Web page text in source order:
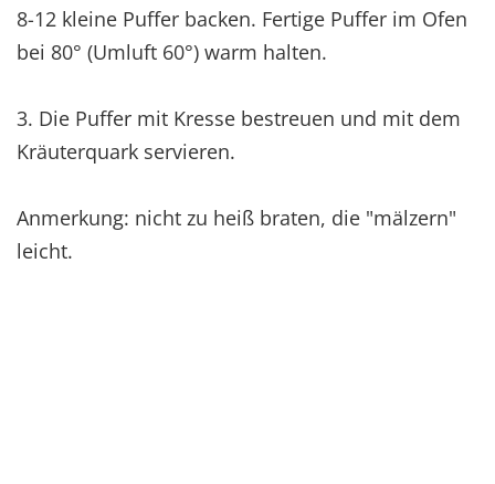
8-12 kleine Puffer backen. Fertige Puffer im Ofen
bei 80° (Umluft 60°) warm halten.
3. Die Puffer mit Kresse bestreuen und mit dem
Kräuterquark servieren.
Anmerkung: nicht zu heiß braten, die "mälzern"
leicht.